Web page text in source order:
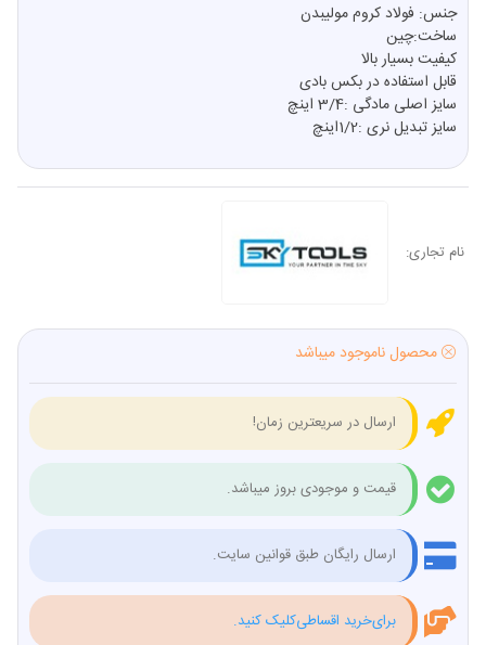
جنس: فولاد کروم مولیبدن
ساخت:چین
کیفیت بسیار بالا
قابل استفاده در بکس بادی
سایز اصلی مادگی :3/4 اینچ
سایز تبدیل نری :1/2اینچ
نام تجاری:
محصول ناموجود میباشد
ارسال در سریعترین زمان!
قیمت و موجودی بروز میباشد.
ارسال رایگان طبق قوانین سایت.
برای‌خرید اقساطی‌کلیک کنید.